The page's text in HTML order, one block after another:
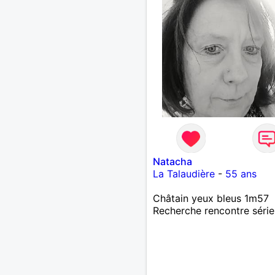
Natacha
La Talaudière- 55 ans
Châtain yeux bleus 1m57
Recherche rencontre